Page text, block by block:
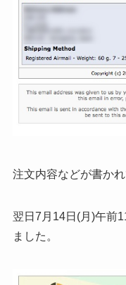
注文内容などが書かれ
翌日7月14日(月)午前
ました。